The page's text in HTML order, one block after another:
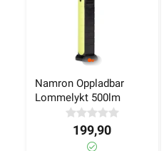
Namron Oppladbar
Lommelykt 500lm
199,90